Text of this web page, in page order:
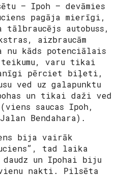
– Ipoh – devāmies
pagāja mierīgi,
tālbraucējs autobuss,
aizbraucām
nu kāds potenciālais
varu tikai
pērciet biļeti,
ved uz galapunktu
un tikai daži ved
saucas Ipoh,
Bendahara).
bija vairāk
tad laika
un Ipohai biju
nakti. Pilsēta